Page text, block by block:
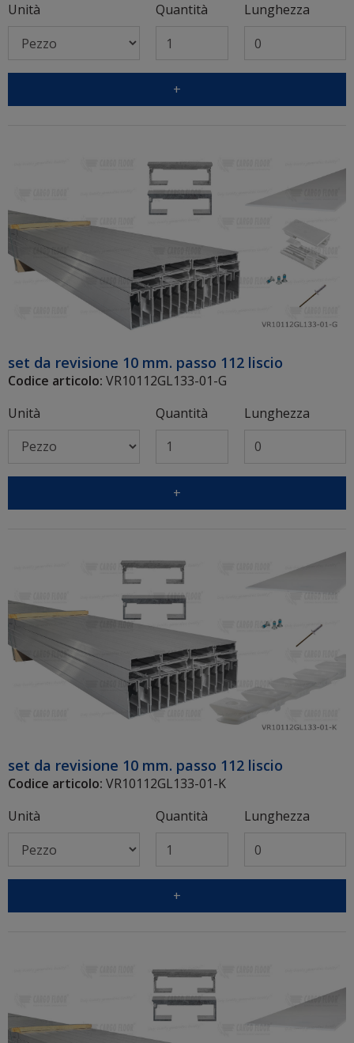
Unità
Quantità Lunghezza
+
set da revisione 10 mm. passo 112 liscio
Codice articolo: VR10112GL133-01-G
Unità
Quantità Lunghezza
+
set da revisione 10 mm. passo 112 liscio
Codice articolo: VR10112GL133-01-K
Unità
Quantità Lunghezza
+